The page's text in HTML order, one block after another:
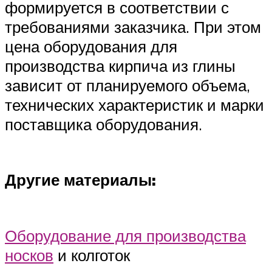
формируется в соответствии с
требованиями заказчика. При этом
цена оборудования для
производства кирпича из глины
зависит от планируемого объема,
технических характеристик и марки
поставщика оборудования.
Другие материалы:
Оборудование для производства
носков и колготок